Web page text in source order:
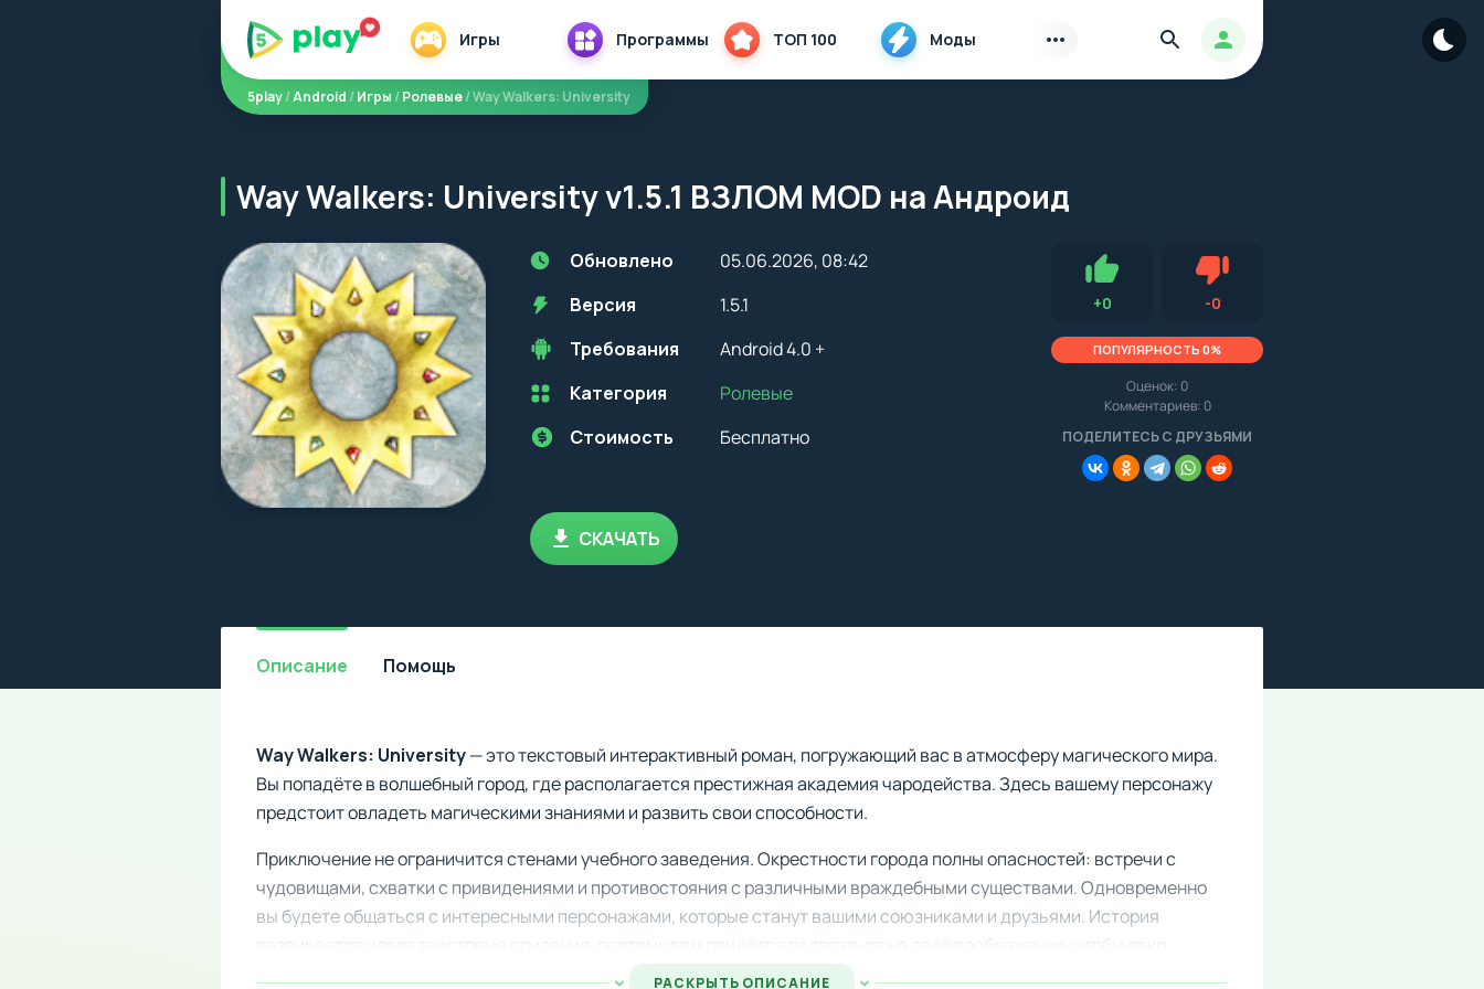
Игры Программы ТОП 100 Моды Авторизация
Найти
5play/Android /Игры /Ролевые/ Way Walkers: University
Way Walkers: University v1.5.1 ВЗЛОМ MOD на Андроид
Обновлено
05.06.2026, 08:42
Версия
1.5.1
Требования
Android 4.0 +
Перед установкой приложения на устройство с Android, стоит
учитывать версию OS. Мы всегда указываем минимальные
Категория
Ролевые
Стоимость
Бесплатно
+0Нравится -0Не нравится (0.0, 0, 15726)
ПОПУЛЯРНОСТЬ 0%
Оценок: 0
Комментариев: 0
СКАЧАТЬ
Описание Помощь
Way Walkers: University— это текстовый интерактивный роман, погружающий вас в атмосферу магического мира.
Вы попадёте в волшебный город, где располагается престижная академия чародейства. Здесь вашему персонажу
предстоит овладеть магическими знаниями и развить свои способности.
Приключение не ограничится стенами учебного заведения. Окрестности города полны опасностей: встречи с
чудовищами, схватки с привидениями и противостояния с различными враждебными существами. Одновременно
вы будете общаться с интересными персонажами, которые станут вашими союзниками и друзьями. История
РАСКРЫТЬ ОПИСАНИЕ